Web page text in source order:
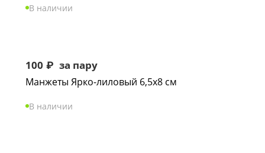
В наличии
100 ₽ за пару
Манжеты Ярко-лиловый 6,5х8 см
В наличии